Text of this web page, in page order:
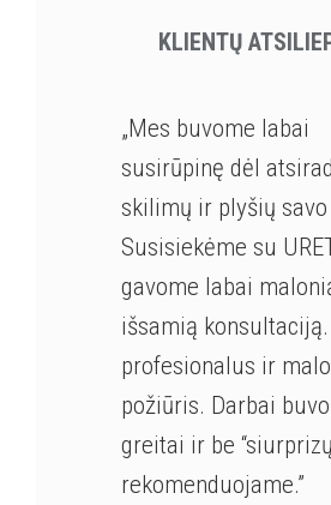
KLIENTŲ
„Mes buvome labai
susirūpinę dėl
skilimų ir plyšių savo
Susisiekėme su
gavome labai
išsamią
profesionalus ir
požiūris. Darbai
greitai ir be
rekomenduojame.”